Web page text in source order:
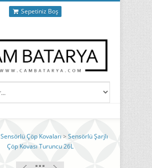
Sepetiniz Boş
Sensörlü Çöp Kovaları > Sensörlü Şarjlı
Çöp Kovası Turuncu 26L